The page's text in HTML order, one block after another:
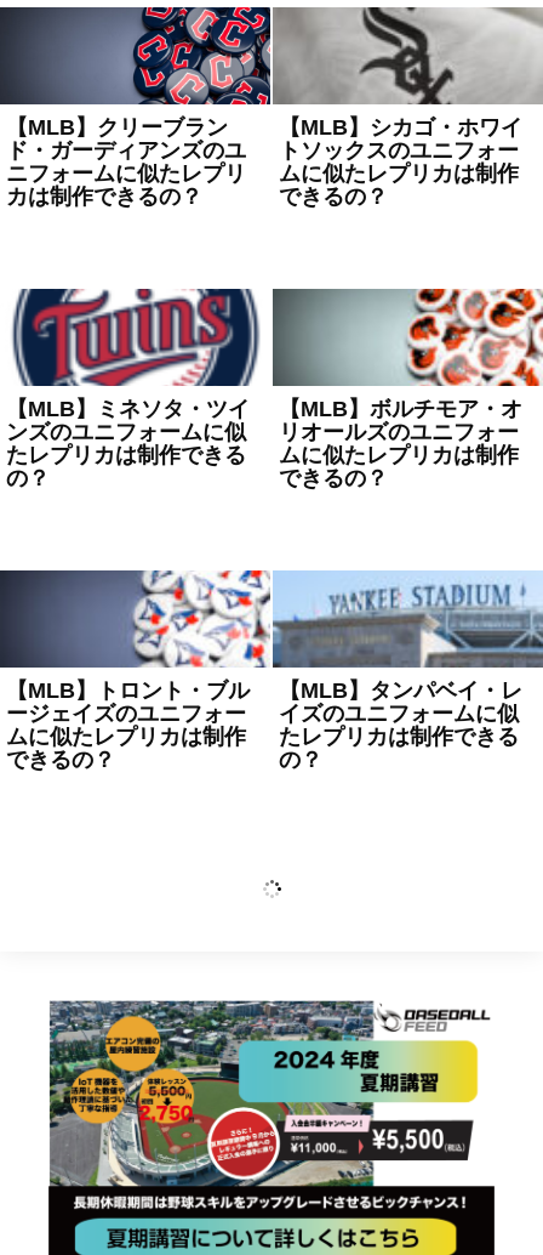
【MLB】クリーブラン
ド・ガーディアンズのユ
ニフォームに似たレプリ
カは制作できるの？
【MLB】シカゴ・ホワイ
トソックスのユニフォー
ムに似たレプリカは制作
できるの？
【MLB】ミネソタ・ツイ
ンズのユニフォームに似
たレプリカは制作できる
の？
【MLB】ボルチモア・オ
リオールズのユニフォー
ムに似たレプリカは制作
できるの？
【MLB】トロント・ブル
ージェイズのユニフォー
ムに似たレプリカは制作
できるの？
【MLB】タンパベイ・レ
イズのユニフォームに似
たレプリカは制作できる
の？